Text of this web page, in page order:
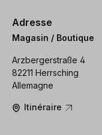
Adresse
Magasin / Boutique
Arzbergerstraße 4
82211 Herrsching
Allemagne
Itinéraire